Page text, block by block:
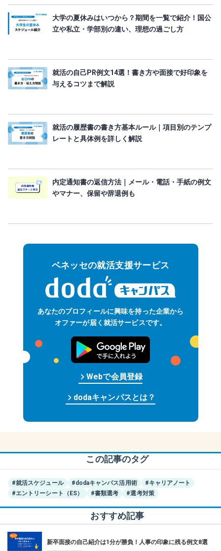
大学の夏休みはいつから？期間を一覧で紹介！国公
立や私立・学部別の違い、理想の過ごし方
就活の自己PR例文14選！書き方や面接で好印象を
与えるコツまで解説
就活の履歴書の書き方基本ルール｜項目別のテンプ
レートと具体例を詳しく解説
内定通知書の返信方法｜メール・電話・手紙の例文
やマナー、保留や辞退例も
ベネッセの就活支援サービス
あなたのプロフィールに興味を持った企業から
オファーが届く 就活サービスです。
keyboard_arrow_rightdodaキャンパスとは？
keyboard_arrow_rightWebで会員登録
この記事のタグ
#就活スケジュール #dodaキャンパス活用術
#キャリアノート
#エントリーシート（ES）
#書類選考 #選考対策
おすすめ記事
新卒面接の自己紹介は1分が勝負！人事の印象に残る例文8選